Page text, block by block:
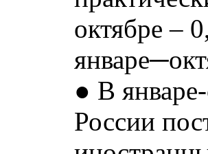
октябре –
● В
России